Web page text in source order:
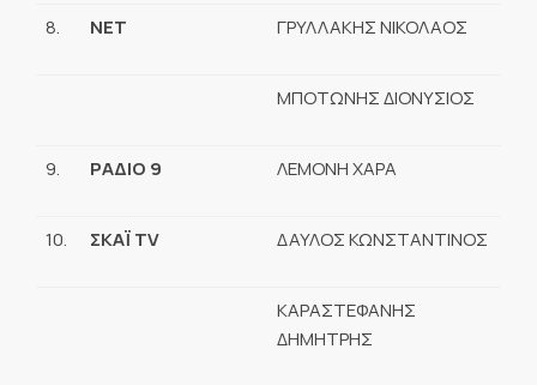
8. ΝΕΤ ΓΡΥΛΛΑΚΗΣ ΝΙΚΟΛΑΟΣ
ΜΠΟΤΩΝΗΣ ΔΙΟΝΥΣΙΟΣ
9. ΡΑΔΙΟ 9 ΛΕΜΟΝΗ ΧΑΡΑ
10. ΣΚΑΪTV ΔΑΥΛΟΣ ΚΩΝΣΤΑΝΤΙΝΟΣ
ΚΑΡΑΣΤΕΦΑΝΗΣ
ΔΗΜΗΤΡΗΣ